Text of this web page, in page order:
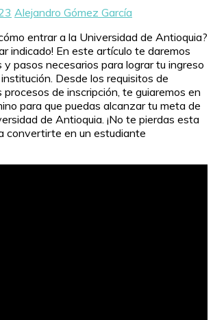
Alejandro Gómez García
entrar a la Universidad de Antioquia?
indicado! En este artículo te daremos
pasos necesarios para lograr tu ingreso
Desde los requisitos de
de inscripción, te guiaremos en
para que puedas alcanzar tu meta de
de Antioquia. ¡No te pierdas esta
convertirte en un estudiante